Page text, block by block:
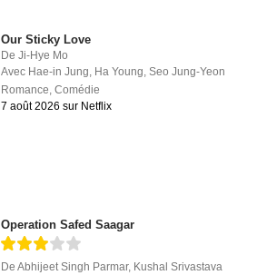
Our Sticky Love
DeJi-Hye Mo
Avec Hae-in Jung, Ha Young,Seo Jung-Yeon
Romance,Comédie
7 août 2026 sur Netflix
Operation Safed Saagar
DeAbhijeet Singh Parmar, Kushal Srivastava